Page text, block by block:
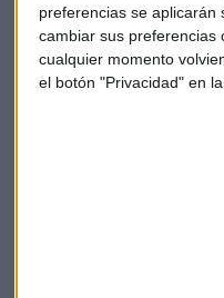
preferencias se aplicarán
cambiar sus preferencias
cualquier momento
el botón "Privacidad" en
Alumbrado y
defectos más habituales
señalización, lo que
luces", indica Soriano. Un